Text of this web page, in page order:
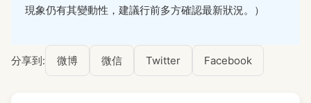
現象仍有其變動性，建議行前多方確認最新狀況。）
分享到: 微博 微信 Twitter Facebook